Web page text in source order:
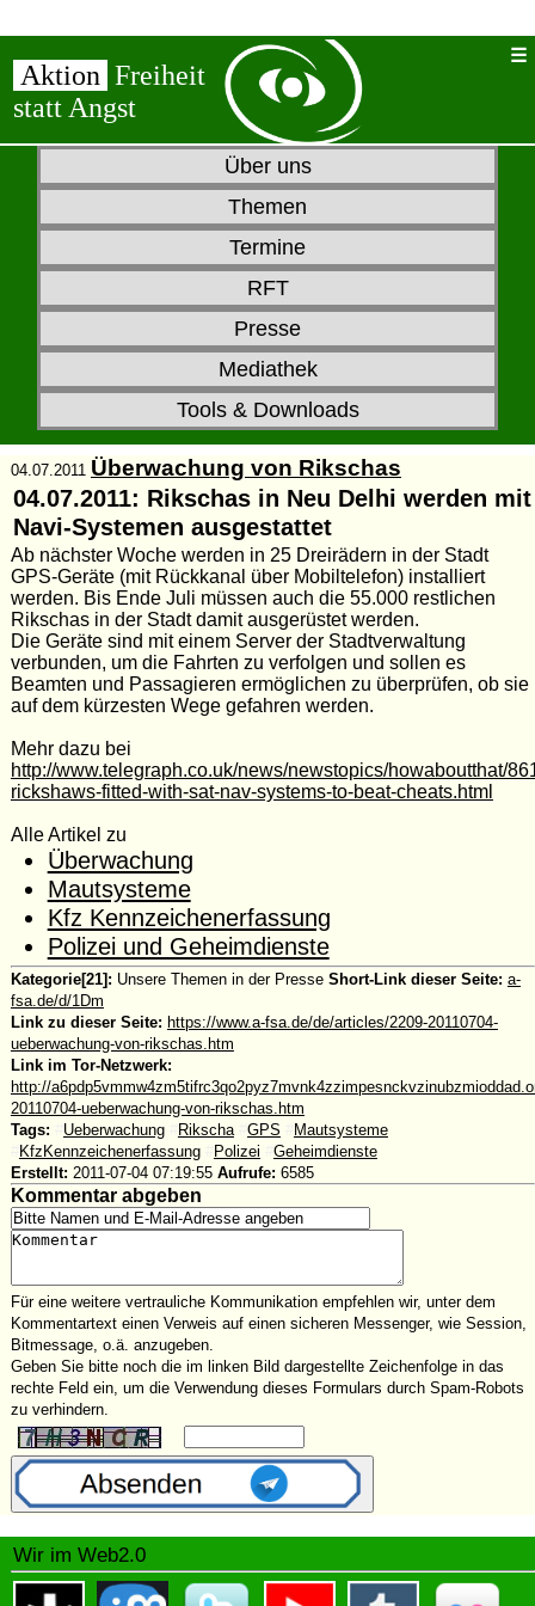
Aktion Freiheit
statt Angst
Über uns
Themen
Termine
RFT
Presse
Mediathek
Tools & Downloads
04.07.2011 Überwachung von Rikschas
04.07.2011: Rikschas in Neu Delhi werden mit
Navi-Systemenausgestattet
Ab nächster Woche werden in 25 Dreirädern in der Stadt
GPS-Geräte (mit Rückkanal über Mobiltelefon) installiert
werden. Bis Ende Juli müssen auch die 55.000 restlichen
Rikschas in der Stadt damit ausgerüstet werden.
Die Geräte sind mit einem Server der Stadtverwaltung
verbunden, um die Fahrten zu verfolgen und sollen es
Beamten und Passagieren ermöglichen zu überprüfen, ob sie
auf dem kürzesten Wege gefahren werden.
Mehr dazu bei
http://www.telegraph.co.uk/news/newstopics/howaboutthat/
rickshaws-fitted-with-sat-nav-systems-to-beat-cheats.html
Alle Artikel zu
Überwachung
Mautsysteme
Kfz Kennzeichenerfassung
Polizei und Geheimdienste
Kategorie[21]: Unsere Themen in der Presse Short-Link dieser Seite: a-
fsa.de/d/1Dm
Link zu dieser Seite: https://www.a-fsa.de/de/articles/2209-20110704-
ueberwachung-von-rikschas.htm
Link im Tor-Netzwerk:
http://
20110704-ueberwachung-von-rikschas.htm
Tags:
Ueberwachung Rikscha GPS
Mautsysteme
KfzKennzeichenerfassung Polizei
Geheimdienste
Erstellt: 2011-07-04 07:19:55 Aufrufe: 6585
Kommentar abgeben
Für eine weitere vertrauliche Kommunikation empfehlen wir, unter dem
Kommentartext einen Verweis auf einen sicheren Messenger, wie Session,
Bitmessage, o.ä. anzugeben.
Geben Sie bitte noch die im linken Bild dargestellte Zeichenfolge in das
rechte Feld ein, um die Verwendung dieses Formulars durch Spam-Robots
zu verhindern.
Wir im Web2.0